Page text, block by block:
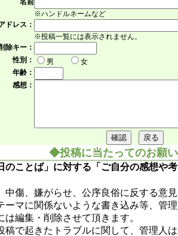
名前
※ハンドルネームなど
ドレス：
※投稿一覧には表示されません。
除キー：
性別：
男
女
年齢：
感想：
◆投稿に当たってのお願
のことば」に対する「ご自分の感想や
中傷、嫌がらせ、公序良俗に反する意
ーマに関係ないような書き込み等、管
は編集・削除させて頂きます。
稿で起きたトラブルに関して、管理人